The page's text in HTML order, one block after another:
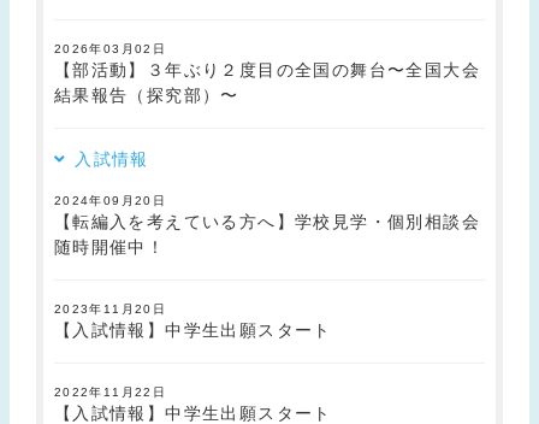
2026年03月02日
【部活動】３年ぶり２度目の全国の舞台〜全国大会
結果報告（探究部）〜
入試情報
2024年09月20日
【転編入を考えている方へ】学校見学・個別相談会
随時開催中！
2023年11月20日
【入試情報】中学生出願スタート
2022年11月22日
【入試情報】中学生出願スタート